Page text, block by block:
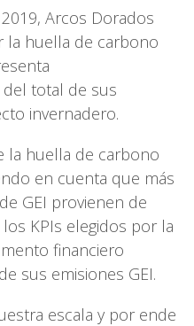
Arcos Dorados
la huella de carbono
del total de sus
invernadero.
la huella de carbono
en cuenta que más
GEI provienen de
KPIs elegidos por la
financiero
sus emisiones GEI.
escala y por ende